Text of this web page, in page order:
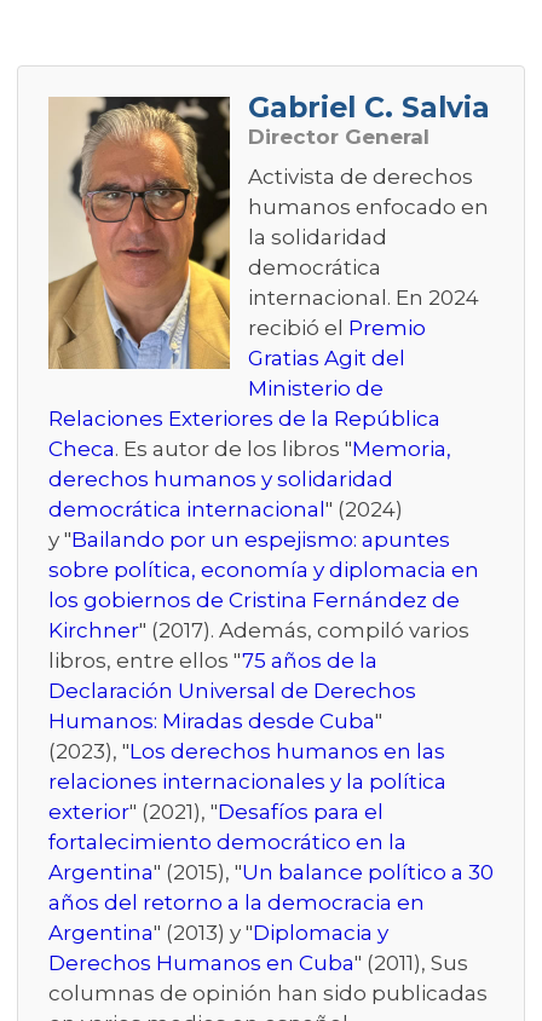
Gabriel C. Salvia
Director General
Activista de derechos
humanos enfocado en
la solidaridad
democrática
internacional. En 2024
recibió el Premio
Gratias Agit del
Ministerio de
Relaciones Exteriores de la República
Checa. Es autor de los libros "Memoria,
derechos humanos y solidaridad
democrática internacional " (2024)
y "Bailando por un espejismo: apuntes
sobre política, economía y diplomacia en
los gobiernos de Cristina Fernández de
Kirchner" (2017). Además, compiló varios
libros, entre ellos "75 años de la
Declaración Universal de Derechos
Humanos: Miradas desde Cuba"
(2023), "Los derechos humanos en las
relaciones internacionales y la política
exterior" (2021), "Desafíos para el
fortalecimiento democrático en la
Argentina" (2015), "Un balance político a 30
años del retorno a la democracia en
Argentina" (2013) y "Diplomacia y
Derechos Humanos en Cuba" (2011), Sus
columnas de opinión han sido publicadas